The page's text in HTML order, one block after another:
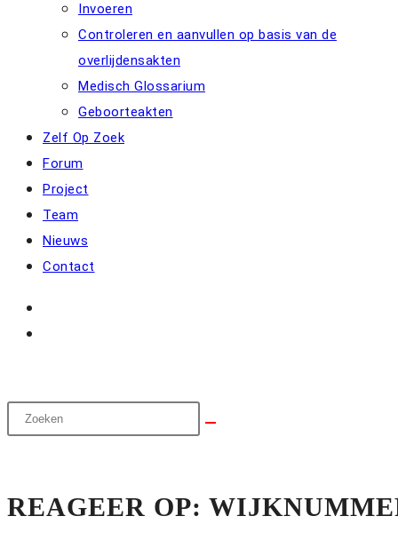
Invoeren
Controleren en aanvullen op basis van de
overlijdensakten
Medisch Glossarium
Geboorteakten
Zelf Op Zoek
Forum
Project
Team
Nieuws
Contact
REAGEER OP: